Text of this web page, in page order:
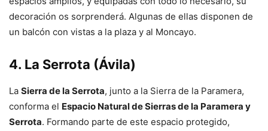
decoración os sorprenderá. Algunas de ellas disponen de
un balcón con vistas a la plaza y al Moncayo.
4. La Serrota (Ávila)
La Sierra de la Serrota, junto a la Sierra de la Paramera,
conforma el Espacio Natural de Sierras de la Paramera y
Serrota. Formando parte de este espacio protegido,